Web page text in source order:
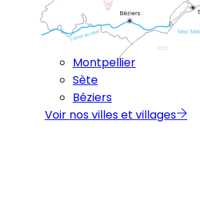
Montpellier
Sète
Béziers
Voir nos villes et villages